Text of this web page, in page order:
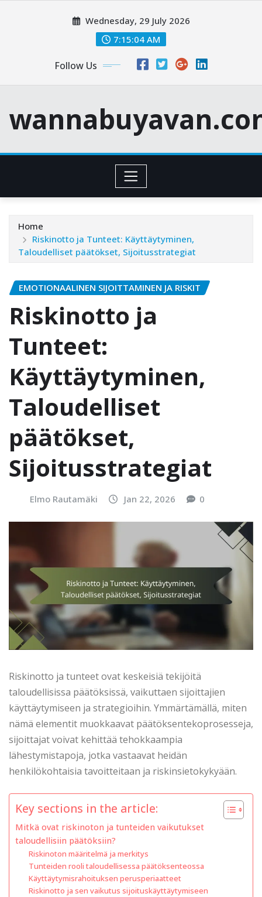
Wednesday, 29 July 2026
7:15:05 AM
Follow Us
Home
Riskinotto ja Tunteet: Käyttäytyminen,
Taloudelliset päätökset, Sijoitusstrategiat
EMOTIONAALINEN SIJOITTAMINEN JA RISKIT
Riskinotto ja
Tunteet:
Käyttäytyminen,
Taloudelliset
päätökset,
Sijoitusstrategiat
Elmo Rautamäki Jan 22, 2026 0
Riskinotto ja tunteet ovat keskeisiä tekijöitä
taloudellisissa päätöksissä, vaikuttaen sijoittajien
käyttäytymiseen ja strategioihin. Ymmärtämällä, miten
nämä elementit muokkaavat päätöksentekoprosesseja,
sijoittajat voivat kehittää tehokkaampia
lähestymistapoja, jotka vastaavat heidän
henkilökohtaisia tavoitteitaan ja riskinsietokykyään.
Key sections in the article:
Mitkä ovat riskinoton ja tunteiden vaikutukset
taloudellisiin päätöksiin?
Riskinoton määritelmä ja merkitys
Tunteiden rooli taloudellisessa päätöksenteossa
Käyttäytymisrahoituksen perusperiaatteet
Riskinotto ja sen vaikutus sijoituskäyttäytymiseen